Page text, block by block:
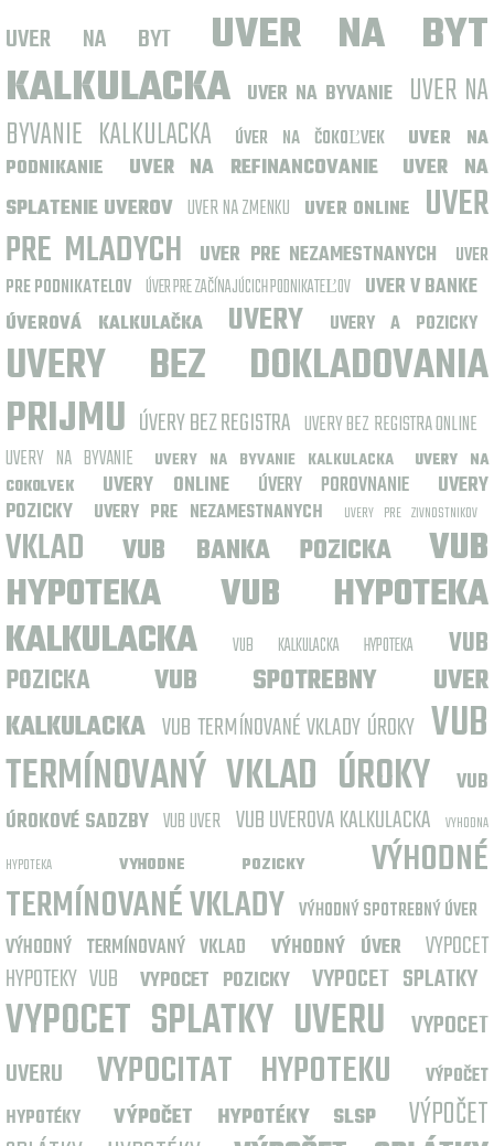
UVER NA BYT
UVER NA BYT
KALKULACKA UVER NA BYVANIE UVER NA
BYVANIE KALKULACKA
ÚVER NA ČOKOĽVEK
UVER NA
PODNIKANIE
UVER NA REFINANCOVANIE
UVER NA
SPLATENIE UVEROV UVER NA ZMENKU UVER ONLINE
UVER
PRE MLADYCH
UVER PRE NEZAMESTNANYCH
UVER
PRE PODNIKATELOV ÚVER PRE ZAČÍNAJÚCICH PODNIKATEĽOV UVER V BANKE
ÚVEROVÁ KALKULAČKA UVERY UVERY A POZICKY
UVERY BEZ DOKLADOVANIA
PRIJMU ÚVERY BEZ REGISTRA UVERY BEZ REGISTRA ONLINE
UVERY NA BYVANIE
UVERY NA BYVANIE KALKULACKA
UVERY NA
COKOLVEK
UVERY ONLINE ÚVERY POROVNANIE
UVERY
POZICKY
UVERY PRE NEZAMESTNANYCH UVERY PRE ZIVNOSTNIKOV
VKLAD VUB BANKA POZICKA
VUB
HYPOTEKA
VUB HYPOTEKA
KALKULACKA
VUB KALKULACKA HYPOTEKA
VUB
POZICKA
VUB SPOTREBNY UVER
KALKULACKA VUB TERMÍNOVANÉ VKLADY ÚROKY VUB
TERMÍNOVANÝ VKLAD ÚROKY
VUB
ÚROKOVÉ SADZBY VUB UVER VUB UVEROVA KALKULACKA
VYHODNA
HYPOTEKA
VYHODNE POZICKY
VÝHODNÉ
TERMÍNOVANÉ VKLADY VÝHODNÝ SPOTREBNÝ ÚVER
VÝHODNÝ TERMÍNOVANÝ VKLAD VÝHODNÝ ÚVER
VYPOCET
HYPOTEKY VUB
VYPOCET POZICKY VYPOCET SPLATKY
VYPOCET SPLATKY UVERU
VYPOCET
UVERU
VYPOCITAT HYPOTEKU
VÝPOČET
HYPOTÉKY
VÝPOČET HYPOTÉKY SLSP
VÝPOČET